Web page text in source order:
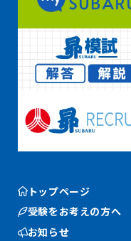
トップページ
受験をお考えの方へ
お知らせ